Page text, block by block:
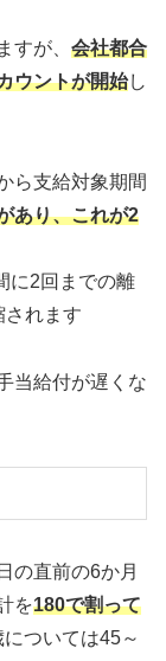
すが、 会社都合
ウントが開始し
ら支給対象期間
あり、これが2
に2回までの離
されます
当給付が遅くな
の直前の6か月
を180で割って
については45～